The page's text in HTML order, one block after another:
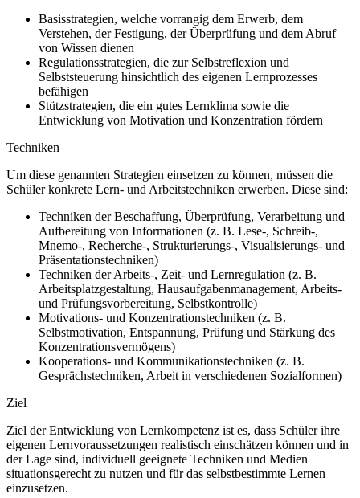
Basisstrategien, welche vorrangig dem Erwerb, dem
Verstehen, der Festigung, der Überprüfung und dem Abruf
von Wissen dienen
Regulationsstrategien, die zur Selbstreflexion und
Selbststeuerung hinsichtlich des eigenen Lernprozesses
befähigen
Stützstrategien, die ein gutes Lernklima sowie die
Entwicklung von Motivation und Konzentration fördern
Techniken
Um diese genannten Strategien einsetzen zu können, müssen die
Schüler konkrete Lern- und Arbeitstechniken erwerben. Diese sind:
Techniken der Beschaffung, Überprüfung, Verarbeitung und
Aufbereitung von Informationen (z. B. Lese-, Schreib-,
Mnemo-, Recherche-, Strukturierungs-, Visualisierungs- und
Präsentationstechniken)
Techniken der Arbeits-, Zeit- und Lernregulation (z. B.
Arbeitsplatzgestaltung, Hausaufgabenmanagement, Arbeits-
und Prüfungsvorbereitung, Selbstkontrolle)
Motivations- und Konzentrationstechniken (z. B.
Selbstmotivation, Entspannung, Prüfung und Stärkung des
Konzentrationsvermögens)
Kooperations- und Kommunikationstechniken (z. B.
Gesprächstechniken, Arbeit in verschiedenen Sozialformen)
Ziel
Ziel der Entwicklung von Lernkompetenz ist es, dass Schüler ihre
eigenen Lernvoraussetzungen realistisch einschätzen können und in
der Lage sind, individuell geeignete Techniken und Medien
situationsgerecht zu nutzen und für das selbstbestimmte Lernen
einzusetzen.